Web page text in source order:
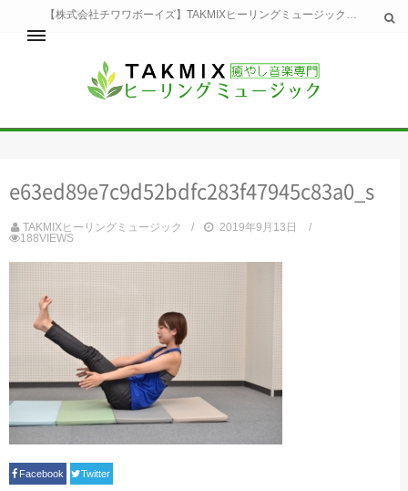
【株式会社チワワボーイズ】TAKMIXヒーリングミュージックへようこそ。TAKMIXヒーリングミュージックは貴方に特別な癒やしの時間をご提供致します。
ホーム
睡眠
美容
運営会社
e63ed89e7c9d52bdfc283f47945c83a0_s
TAKMIXヒーリングミュージック
2019年9月13日
188VIEWS
Facebook Twitter